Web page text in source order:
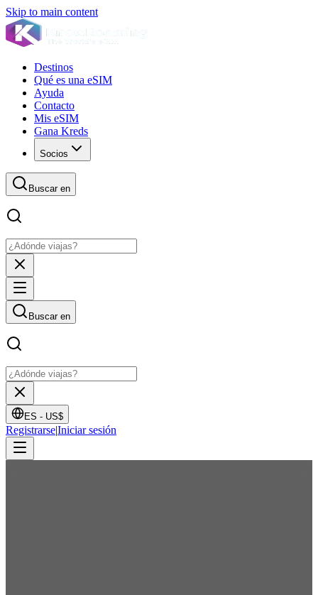
Skip to main content
Destinos
Qué es una eSIM
Ayuda
Contacto
Mis eSIM
Gana Kreds
Socios
Buscar en
Buscar en
ES - US$
Registrarse|Iniciar sesión